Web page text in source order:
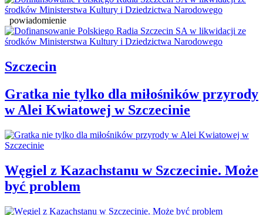
powiadomienie
Szczecin
Gratka nie tylko dla miłośników przyrody
w Alei Kwiatowej w Szczecinie
Węgiel z Kazachstanu w Szczecinie. Może
być problem